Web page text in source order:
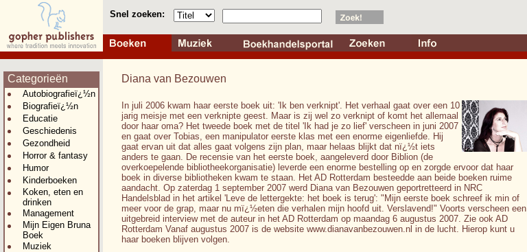
Snel zoeken:
Categorieën
Autobiografieï¿½n
Biografieï¿½n
Educatie
Geschiedenis
Gezondheid
Horror & fantasy
Humor
Kinderboeken
Koken, eten en
drinken
Management
Mijn Eigen Bruna
Boek
Muziek
Diana van Bezouwen
In juli 2006 kwam haar eerste boek uit: 'Ik ben verknipt'. Het verhaal gaat over een 10
jarig meisje met een verknipte geest. Maar is zij wel zo verknipt of komt het allemaal
door haar oma? Het tweede boek met de titel 'Ik had je zo lief' verscheen in juni 2007
en gaat over Tobias, een manipulator eerste klas met een enorme eigenliefde. Hij
gaat ervan uit dat alles gaat volgens zijn plan, maar helaas blijkt dat nï¿½t iets
anders te gaan. De recensie van het eerste boek, aangeleverd door Biblion (de
overkoepelende bibliotheekorganisatie) leverde een enorme bestelling op en zorgde ervoor dat haar
boek in diverse bibliotheken kwam te staan. Het AD Rotterdam besteedde aan beide boeken ruime
aandacht. Op zaterdag 1 september 2007 werd Diana van Bezouwen geportretteerd in NRC
Handelsblad in het artikel 'Leve de lettergekte: het boek is terug': "Mijn eerste boek schreef ik min of
meer voor de grap, maar nu mï¿½eten die verhalen mijn hoofd uit. Verslavend!" Voorts verscheen een
uitgebreid interview met de auteur in het AD Rotterdam op maandag 6 augustus 2007. Zie ook AD
Rotterdam Vanaf augustus 2007 is de website www.dianavanbezouwen.nl in de lucht. Hierop kunt u
haar boeken blijven volgen.